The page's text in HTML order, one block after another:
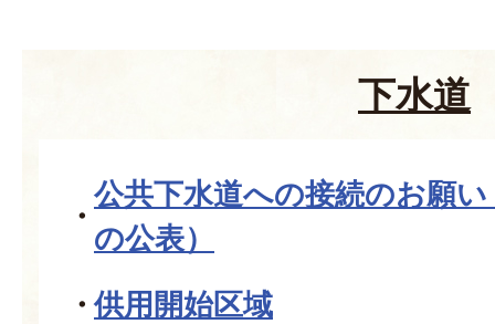
下水道
公共下水道への接続のお願
の公表）
供用開始区域